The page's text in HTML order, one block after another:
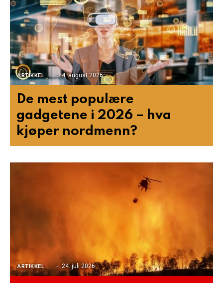
ARTIKKEL 4. august 2026
De mest populære
gadgetene i 2026 – hva
kjøper nordmenn?
ARTIKKEL 24. juli 2026